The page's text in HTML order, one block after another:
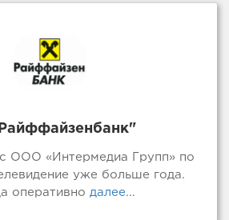
ООО «Интермедиа Групп» по
уже больше года.
оперативно далее...